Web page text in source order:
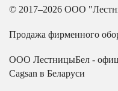
© 2017–2026 ООО
Продажа фирменного
ООО ЛестницыБел -
Cagsan в Беларуси